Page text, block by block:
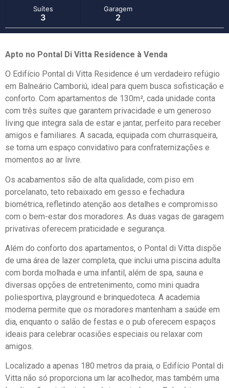
Suítes
3
Garagem
2
Apto no Pontal Di Vitta Residence à Venda
O Edifício Pontal di Vitta Residence é um verdadeiro refúgio
em Balneário Camboriú, ideal para quem busca sofisticação e
conforto. Com apartamentos de 130m², cada unidade conta
com três suítes que garantem privacidade e um generoso
living que integra sala de estar e jantar, perfeito para receber
amigos e familiares. A sacada, equipada com churrasqueira,
se torna um espaço convidativo para confraternizações e
momentos ao ar livre.
Os acabamentos são de alta qualidade, com piso em
porcelanato, teto rebaixado em gesso e fechadura
biométrica, refletindo atenção aos detalhes e compromisso
com o bem-estar dos moradores. As duas vagas de garagem
privativas oferecem praticidade e segurança.
Além do conforto dos apartamentos, o Pontal di Vitta dispõe
de uma área de lazer completa, que inclui uma piscina adulta
com borda molhada e uma infantil, além de spa, sauna e
diversas opções de entretenimento, como mini quadra
poliesportiva, playground e brinquedoteca. A academia
moderna permite que os moradores mantenham a saúde em
dia, enquanto o salão de festas e o pub oferecem espaços
ideais para celebrar ocasiões especiais ou relaxar com
amigos.
Localizado a apenas 180 metros da praia, o Edifício Pontal di
Vitta não só proporciona um lar acolhedor, mas também uma